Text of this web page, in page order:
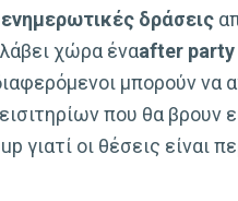
ενημερωτικές δράσεις
χώρα έναafter party
μπορούν να
που θα βρουν
γιατί οι θέσεις είναι